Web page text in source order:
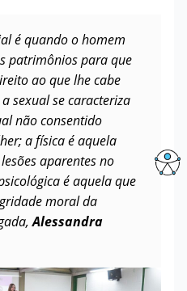
é quando o homem
patrimônios para que
ao que lhe cabe
sexual se caracteriza
não consentido
a física é aquela
aparentes no
é aquela que
moral da
Alessandra